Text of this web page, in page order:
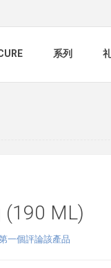
系列
(190 ML)
一個評論該產品